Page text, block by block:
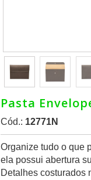
Pasta
Cód.: 12771N
Organize tudo o que
ela possui abertura
Detalhes costurados